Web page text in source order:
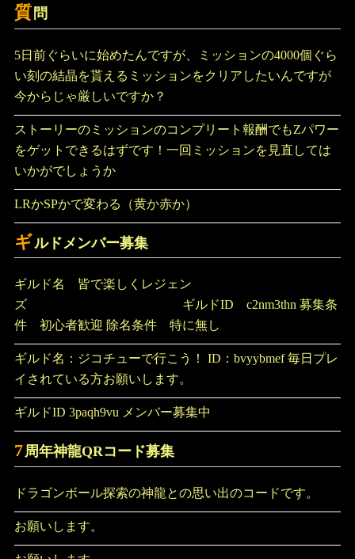
質 問
5日前ぐらいに始めたんですが、ミッションの4000個ぐら
い刻の結晶を貰えるミッションをクリアしたいんですが
今からじゃ厳しいですか？
ストーリーのミッションのコンプリート報酬でもZパワー
をゲットできるはずです！一回ミッションを見直しては
いかがでしょうか
LRかSPかで変わる（黄か赤か）
ギルドメンバー募集
ギルド名 皆で楽しくレジェン
ズ ギルドID c2nm3thn 募集条
件 初心者歓迎 除名条件 特に無し
ギルド名：ジコチューで行こう！ ID：bvyybmef 毎日プレ
イされている方お願いします。
ギルドID 3paqh9vu メンバー募集中
7周年神龍QRコード募集
ドラゴンボール探索の神龍との思い出のコードです。
お願いします。